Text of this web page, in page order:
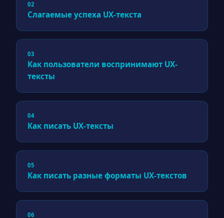
02
Слагаемые успеха UX-текста
03
Как пользователи воспринимают UX-
тексты
04
Как писать UX-тексты
05
Как писать разные форматы UX-текстов
06